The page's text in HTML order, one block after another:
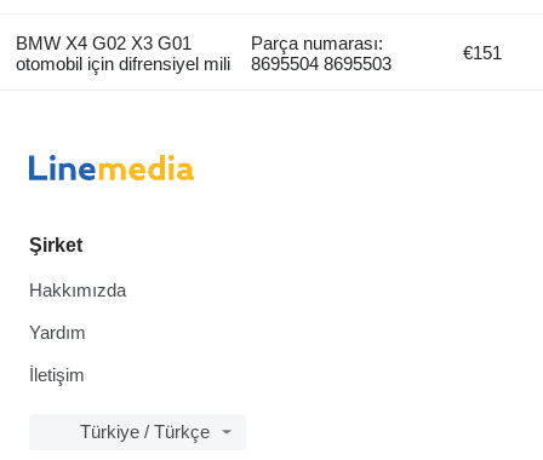
BMW X4 G02 X3 G01
otomobil için difrensiyel mili
Parça numarası:
8695504 8695503
€151
Şirket
Hakkımızda
Yardım
İletişim
Türkiye / Türkçe